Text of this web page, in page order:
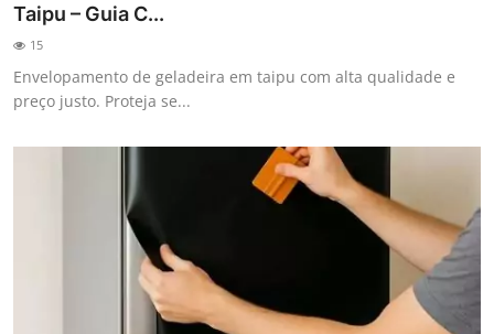
Taipu – Guia C...
15
Envelopamento de geladeira em taipu com alta qualidade e
preço justo. Proteja se...